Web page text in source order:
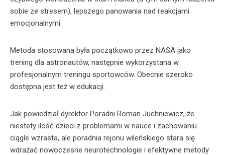
sobie ze stresem), lepszego panowania nad reakcjami
emocjonalnymi.
Metoda stosowana była początkowo przez NASA jako
trening dla astronautów, następnie wykorzystana w
profesjonalnym treningu sportowców. Obecnie szeroko
dostępna jest też w edukacji.
Jak powiedział dyrektor Poradni Roman Juchniewicz, że
niestety ilość dzieci z problemami w nauce i zachowaniu
ciągle wzrasta, ale poradnia rejonu wileńskiego stara się
wdrażać nowoczesne neurotechnologie i efektywne metody